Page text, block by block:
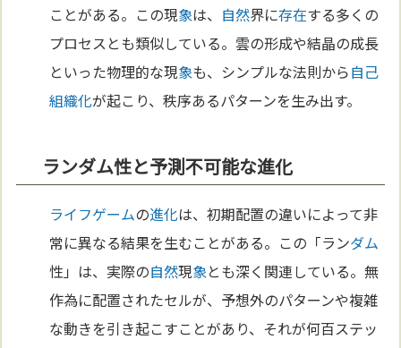
ことがある。この現象は、 自然界に存在する多くの
プロセスとも類似している。雲の形成や結晶の成長
といった物理的な現象も、シンプルな法則から自己
組織化が起こり、秩序あるパターンを生み出す。
ランダム性と予測不可能な進化
ライフゲームの進化は、初期配置の違いによって非
常に異なる結果を生むことがある。この「ランダム
性」は、実際の自然現象とも深く関連している。無
作為に配置されたセルが、予想外のパターンや複雑
な動きを引き起こすことがあり、それが何百ステッ